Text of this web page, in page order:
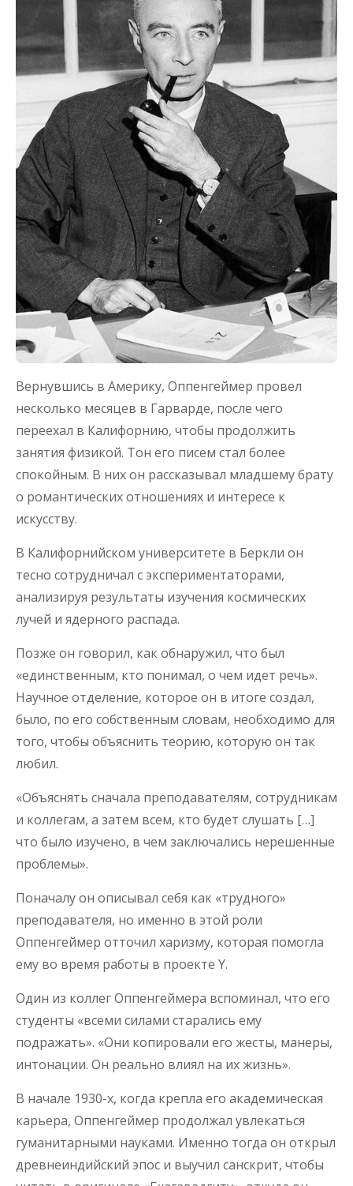
Вернувшись в Америку, Оппенгеймер провел
несколько месяцев в Гарварде, после чего
переехал в Калифорнию, чтобы продолжить
занятия физикой. Тон его писем стал более
спокойным. В них он рассказывал младшему брату
о романтических отношениях и интересе к
искусству.
В Калифорнийском университете в Беркли он
тесно сотрудничал с экспериментаторами,
анализируя результаты изучения космических
лучей и ядерного распада.
Позже он говорил, как обнаружил, что был
«единственным, кто понимал, о чем идет речь».
Научное отделение, которое он в итоге создал,
было, по его собственным словам, необходимо для
того, чтобы объяснить теорию, которую он так
любил.
«Объяснять сначала преподавателям, сотрудникам
и коллегам, а затем всем, кто будет слушать […]
что было изучено, в чем заключались нерешенные
проблемы».
Поначалу он описывал себя как «трудного»
преподавателя, но именно в этой роли
Оппенгеймер отточил харизму, которая помогла
ему во время работы в проекте Y.
Один из коллег Оппенгеймера вспоминал, что его
студенты «всеми силами старались ему
подражать». «Они копировали его жесты, манеры,
интонации. Он реально влиял на их жизнь».
В начале 1930-х, когда крепла его академическая
карьера, Оппенгеймер продолжал увлекаться
гуманитарными науками. Именно тогда он открыл
древнеиндийский эпос и выучил санскрит, чтобы